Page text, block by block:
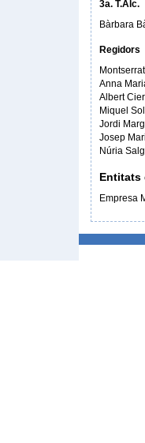
3a. T.Alc.
Bàrbara
Regidors
Anna
Albert
Miquel
Jordi
Josep
Núria
Entitats
Empresa